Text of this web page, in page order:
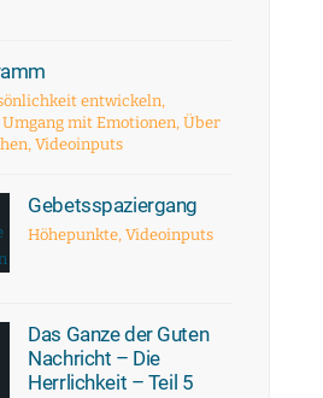
entwickeln,
mit Emotionen, Über
, Videoinputs
Gebetsspaziergang
Höhepunkte,Videoinputs
Das Ganze der Guten
Nachricht – Die
Herrlichkeit – Teil 5